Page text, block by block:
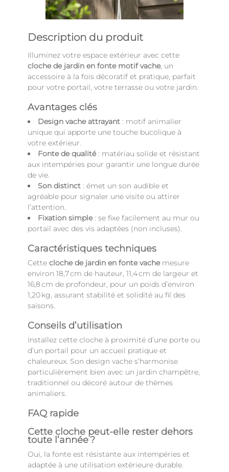
Description du produit
Illuminez votre espace extérieur avec cette
cloche de jardin en fonte motif vache, un
accessoire à la fois décoratif et pratique, parfait
pour votre portail, votre terrasse ou votre jardin.
Avantages clés
Design vache attrayant : motif animalier
unique qui apporte une touche bucolique à
votre extérieur.
Fonte de qualité: matériau solide et résistant
aux intempéries pour garantir une longue durée
de vie.
Son distinct : émet un son audible et
agréable pour signaler une visite ou attirer
l’attention.
Fixation simple: se fixe facilement au mur ou
portail avec des vis adaptées (non incluses).
Caractéristiques techniques
Cette cloche de jardin en fonte vachemesure
environ 18,7 cm de hauteur, 11,4 cm de largeur et
16,8 cm de profondeur, pour un poids d’environ
1,20 kg, assurant stabilité et solidité au fil des
saisons.
Conseils d’utilisation
Installez cette cloche à proximité d’une porte ou
d’un portail pour un accueil pratique et
chaleureux. Son design vache s’harmonise
particulièrement bien avec un jardin champêtre,
traditionnel ou décoré autour de thèmes
animaliers.
FAQ rapide
Cette cloche peut‑elle rester dehors
toute l’année ?
Oui, la fonte est résistante aux intempéries et
adaptée à une utilisation extérieure durable.